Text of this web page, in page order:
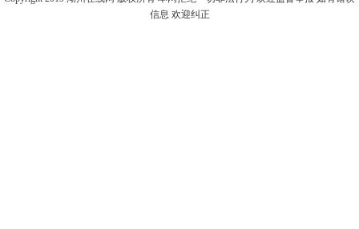
信息 欢迎纠正